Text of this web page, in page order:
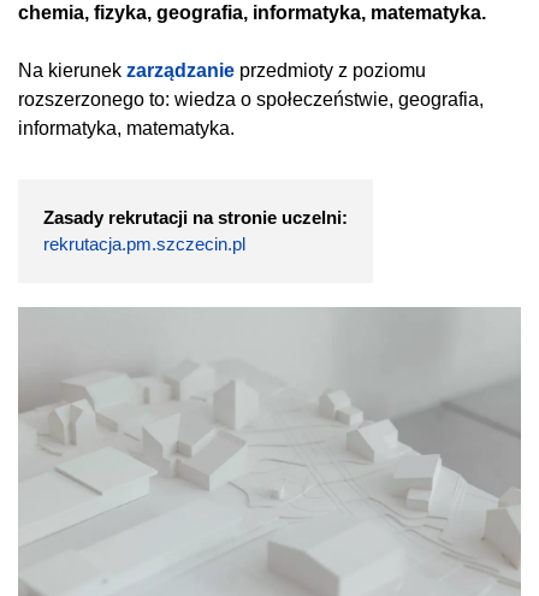
chemia, fizyka, geografia, informatyka, matematyka.
Na kierunek zarządzanie przedmioty z poziomu
rozszerzonego to: wiedza o społeczeństwie, geografia,
informatyka, matematyka.
Zasady rekrutacji na stronie uczelni:
rekrutacja.pm.szczecin.pl